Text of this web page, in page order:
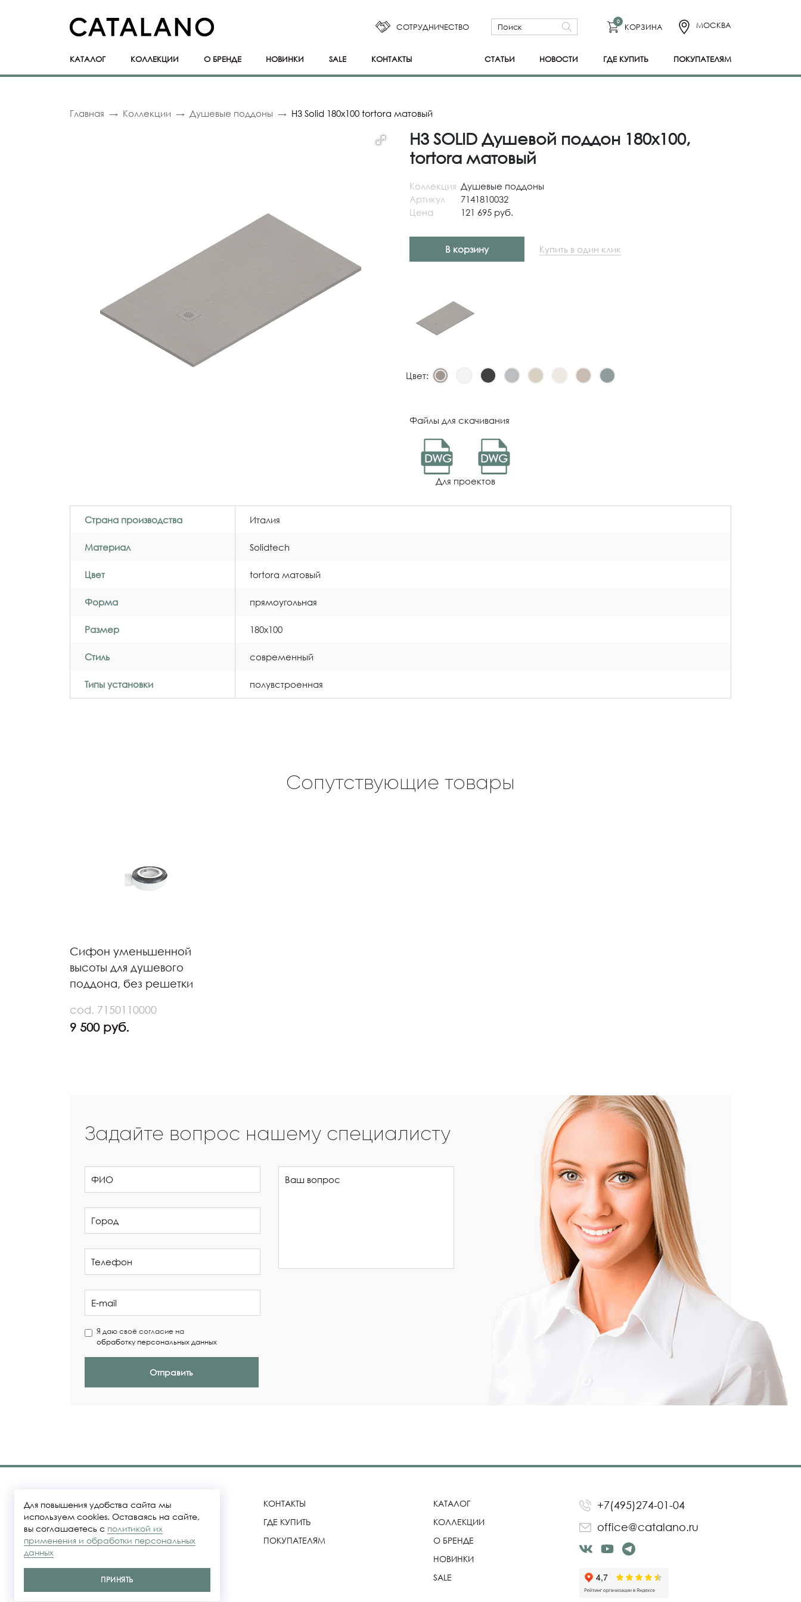
СОТРУДНИЧЕСТВО
0
КОРЗИНА МОСКВА
КАТАЛОГ КОЛЛЕКЦИИ О БРЕНДЕ НОВИНКИ SALE КОНТАКТЫ СТАТЬИ НОВОСТИ ГДЕ КУПИТЬ ПОКУПАТЕЛЯМ
Главная Коллекции Душевые поддоны H3 Solid 180x100 tortora матовый
H3 SOLID Душевой поддон 180x100,
tortora матовый
Коллекция Душевые поддоны
Артикул
7141810032
Цена
121 695 руб.
В корзину Купить в один клик
Цвет:
Файлы для скачивания
DWG DWG
Для проектов
Страна производства Италия
Материал Solidtech
Цвет tortora матовый
Форма прямоугольная
Размер 180x100
Стиль современный
Типы установки полувстроенная
Сопутствующие товары
Сифон уменьшенной
высоты для душевого
поддона, без решетки
cod. 7150110000
9 500 руб.
Задайте вопрос нашему специалисту
Я даю своё согласие на
обработку персональных данных
Отправить
Политика конфидециальности
являются публичной офертой
КОНТАКТЫ
ГДЕ КУПИТЬ
ПОКУПАТЕЛЯМ
КАТАЛОГ
КОЛЛЕКЦИИ
О БРЕНДЕ
НОВИНКИ
SALE
+7(495)274-01-04
office@catalano.ru
Для повышения удобства сайта мы
используем cookies. Оставаясь на сайте,
вы соглашаетесь с политикой их
применения и обработки персональных
данных
ПРИНЯТЬ